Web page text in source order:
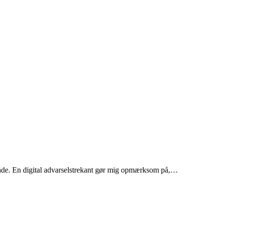
En digital advarselstrekant gør mig opmærksom på,…